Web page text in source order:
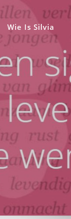
Wie Is Silvia